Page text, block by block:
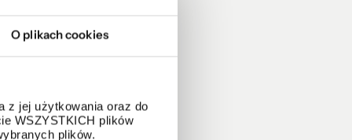
O plikach cookies
z jej użytkowania oraz do
WSZYSTKICH plików
plików.